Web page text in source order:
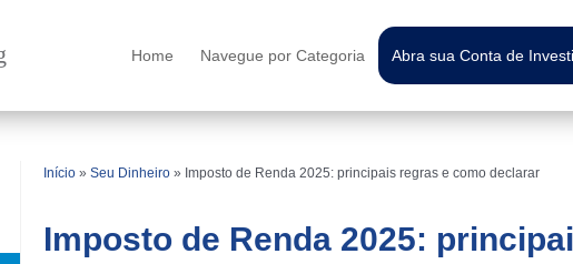
Home Navegue por Categoria Abra sua Conta de
Início» Seu Dinheiro» Imposto de Renda 2025: principais regras e como declarar
Imposto de Renda 2025: